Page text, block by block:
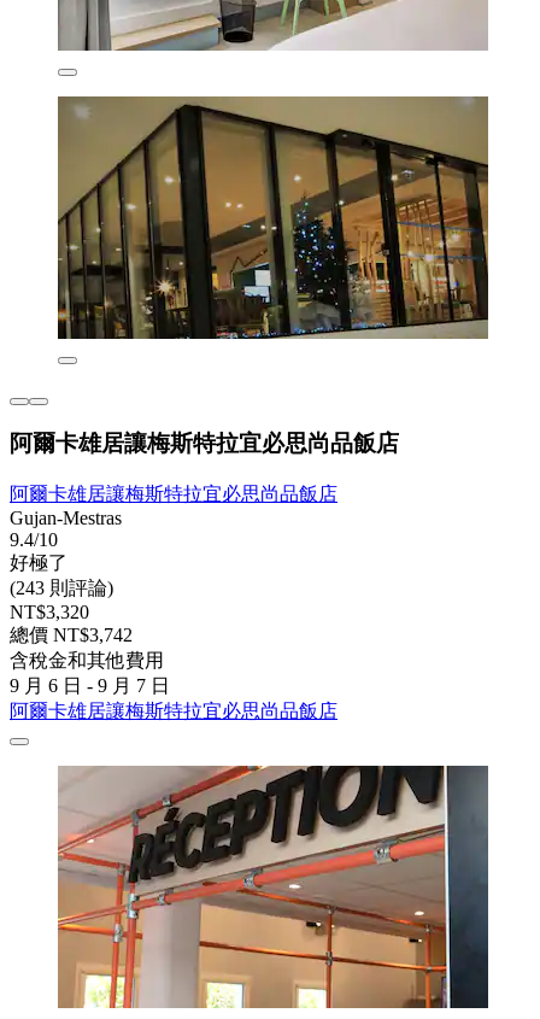
阿爾卡雄居讓梅斯特拉宜必思尚品飯店
阿爾卡雄居讓梅斯特拉宜必思尚品飯店
Gujan-Mestras
9.4/10
好極了
(243 則評論)
NT$3,320
總價 NT$3,742
含稅金和其他費用
9 月 6 日 - 9 月 7 日
阿爾卡雄居讓梅斯特拉宜必思尚品飯店